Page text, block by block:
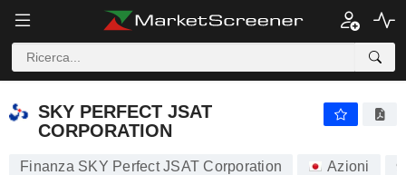
SKY PERFECT JSAT
CORPORATION
Finanza SKY Perfect JSAT Corporation Azioni